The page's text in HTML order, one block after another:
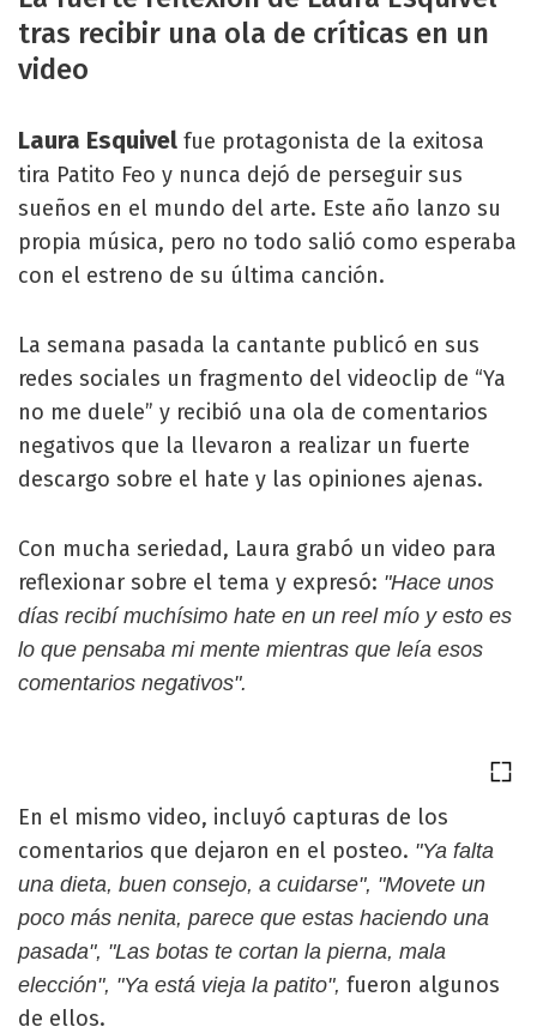
tras recibir una ola de críticas en un
video
Laura Esquivel fue protagonista de la exitosa
tira Patito Feo y nunca dejó de perseguir sus
sueños en el mundo del arte. Este año lanzo su
propia música, pero no todo salió como esperaba
con el estreno de su última canción.
La semana pasada la cantante publicó en sus
redes sociales un fragmento del videoclip de “Ya
no me duele” y recibió una ola de comentarios
negativos que la llevaron a realizar un fuerte
descargo sobre el hate y las opiniones ajenas.
Con mucha seriedad, Laura grabó un video para
reflexionar sobre el tema y expresó: "Hace unos
días recibí muchísimo hate en un reel mío y esto es
lo que pensaba mi mente mientras que leía esos
comentarios negativos".
En el mismo video, incluyó capturas de los
comentarios que dejaron en el posteo. "Ya falta
una dieta, buen consejo, a cuidarse", "Movete un
poco más nenita, parece que estas haciendo una
pasada", "Las botas te cortan la pierna, mala
elección", "Ya está vieja la patito", fueron algunos
de ellos.